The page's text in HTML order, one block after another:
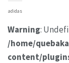
adidas
Warning:
/home/
content/